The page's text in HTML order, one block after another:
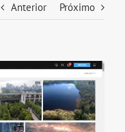
Anterior Próximo